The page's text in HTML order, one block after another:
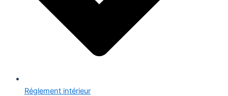
Réglement intérieur